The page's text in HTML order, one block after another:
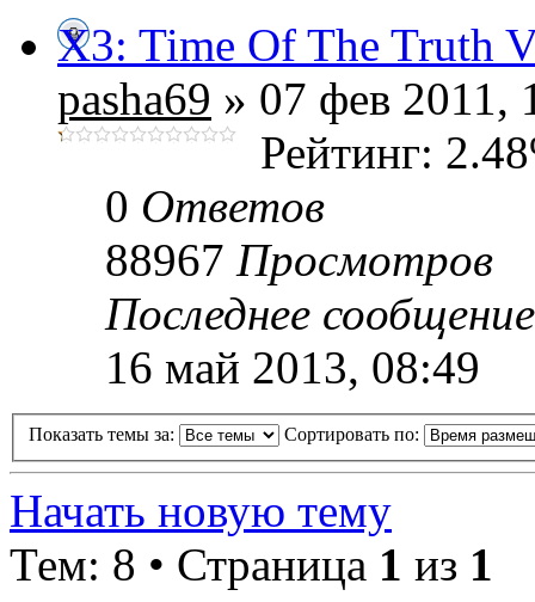
X3: Time Of The Truth
pasha69 » 07 фев 2011,
Рейтинг:
0 Ответов
88967 Просмотров
Последнее
16 май 2013, 08:49
Показать темы за: Сортировать по:
Начать новую тему
Тем: 8 • Страница 1 из 1